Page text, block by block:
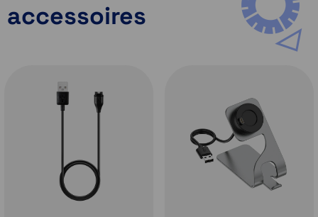
voor duiken en heeft lekvrije knoppen, een
metalen sensorbescherming en een 1,4-inch
Amerikaanse militaire normen voor
temperatuur-, schok- en
accessoires